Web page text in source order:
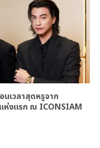
นเวลาสุดหรูจาก
ห่งแรก ณ ICONSIAM